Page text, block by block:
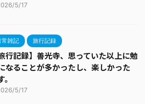
5/17
常雑記 旅行記録
旅行記録】善光寺、思っていた以上に勉
なることが多かったし、楽しかった
5/17